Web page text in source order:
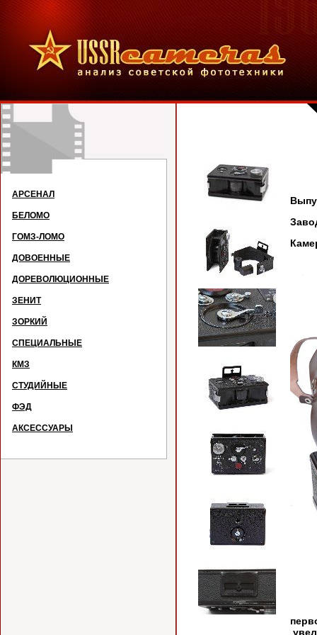
АРСЕНАЛ
БЕЛОМО
ГОМЗ-ЛОМО
ДОВОЕННЫЕ
ДОРЕВОЛЮЦИОННЫЕ
ЗЕНИТ
ЗОРКИЙ
СПЕЦИАЛЬНЫЕ
КМЗ
СТУДИЙНЫЕ
ФЭД
АКСЕССУАРЫ